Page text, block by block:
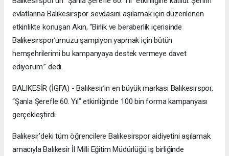
evlatlarına Balıkesirspor sevdasını aşılamak için düzenlenen
etkinlikte konuşan Akın, “Birlik ve beraberlik içerisinde
Balıkesirspor’umuzu şampiyon yapmak için bütün
hemşehrilerimi bu kampanyaya destek vermeye davet
ediyorum.” dedi.
BALIKESİR (İGFA) - Balıkesir’in en büyük markası Balıkesirspor,
“Şanla Şerefle 60. Yıl” etkinliğinde 100 bin forma kampanyası
gerçekleştirdi.
Balıkesir’deki tüm öğrencilere Balıkesirspor aidiyetini aşılamak
amacıyla Balıkesir İl Milli Eğitim Müdürlüğü iş birliğinde